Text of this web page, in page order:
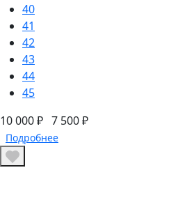
40
41
42
43
44
45
10 000 ₽ 7 500 ₽
Подробнее